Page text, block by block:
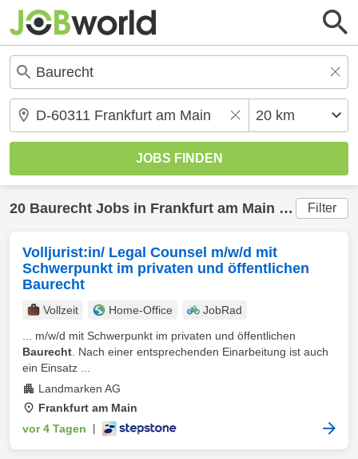
20 Baurecht Jobs in Frankfurt am Main Filter
Volljurist:in/ Legal Counsel m/w/d mit
Schwerpunkt im privaten und öffentlichen
Baurecht
Vollzeit Home-Office
JobRad
... m/w/d mit Schwerpunkt im privaten und öffentlichen
Baurecht . Nach einer entsprechenden Einarbeitung ist auch
ein Einsatz ...
Landmarken AG
Frankfurt am Main
vor 4 Tagen